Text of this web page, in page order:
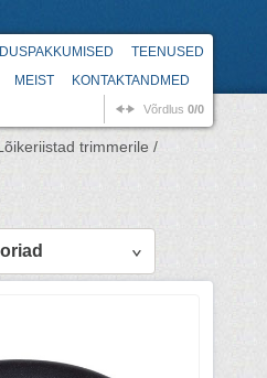
TEENUSED
MEIST KONTAKTANDMED
Võrdlus 0/0
trimmerile /